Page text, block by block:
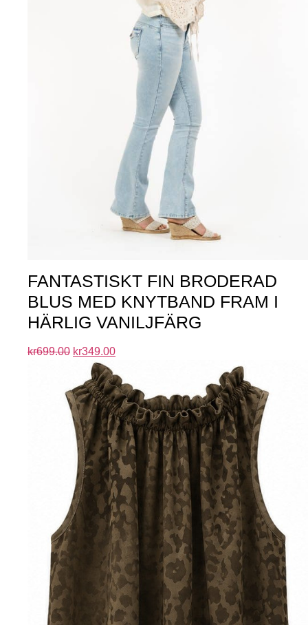
FANTASTISKT FIN BRODERAD
BLUS MED KNYTBAND FRAM I
HÄRLIG VANILJFÄRG
kr699.00 kr349.00